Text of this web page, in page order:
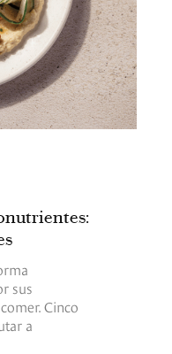
sus
Cinco
a